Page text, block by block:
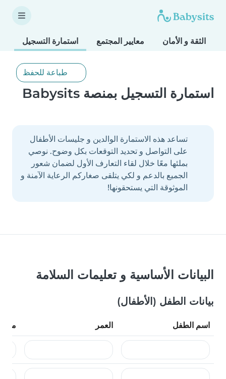
الثقة و الأمان معايير المجتمع استمارة التسجيل
طباعة للحفظ
استمارة التسجيل بمنصة Babysits
تساعد هذه الاستمارة الوالدين و جليسات الأطفال
على التواصل و تحديد التوقعات بكل وضوح. نوصي
بملئها معًا خلال لقاء التعارف الأول لضمان شعور
الجميع بالدعم و لكي يتلقى صغاركم الرعاية الآمنة و
الموثوقة التي يستحقونها!
البيانات الأساسية و تعليمات السلامة
بيانات الطفل (الأطفال)
اسم الطفل العمر